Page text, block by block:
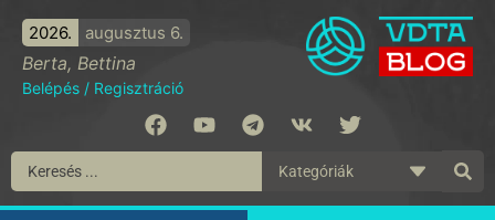
2026. augusztus 6.
Berta, Bettina
Belépés / Regisztráció